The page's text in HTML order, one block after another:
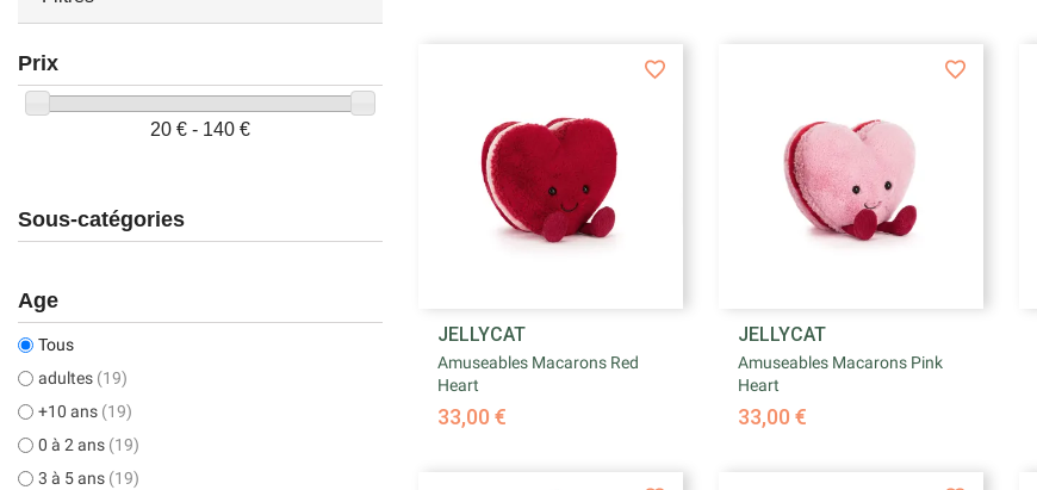
Prix
20 € - 140 €
Sous-catégories
Age
Tous
adultes (19)
+10 ans (19)
0 à 2 ans (19)
3 à 5 ans (19)
Aperçu rapide
JELLYCAT
Amuseables Macarons Red
Heart
33,00 €
Aperçu rapide
JELLYCAT
Amuseables Macarons Pink
Heart
33,00 €